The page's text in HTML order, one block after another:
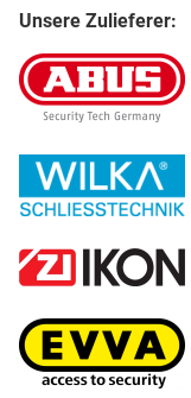
Unsere Zulieferer: